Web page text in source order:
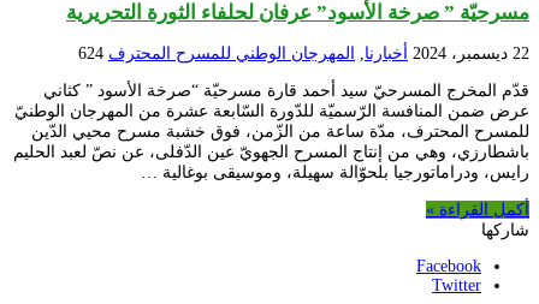
مسرحيّة ” صرخة الأسود” عرفان لحلفاء الثورة التحريرية
22 ديسمبر، 2024 أخبارنا المهرجان الوطني للمسرح المحترف 624
قدّم المخرج المسرحيّ سيد أحمد قارة مسرحيّة “صرخة الأسود ” كثاني
عرض ضمن المنافسة الرّسميّة للدّورة السّابعة عشرة من المهرجان الوطنيّ
للمسرح المحترف، مدّة ساعة من الزّمن، فوق خشبة مسرح محيي الدّين
باشطارزي، وهي من إنتاج المسرح الجهويّ عين الدّفلى، عن نصّ لعبد الحليم
رايس، ودراماتورجيا بلحوّالة سهيلة، وموسيقى بوغالية …
أكمل القراءة »
شاركها
Facebook
Twitter